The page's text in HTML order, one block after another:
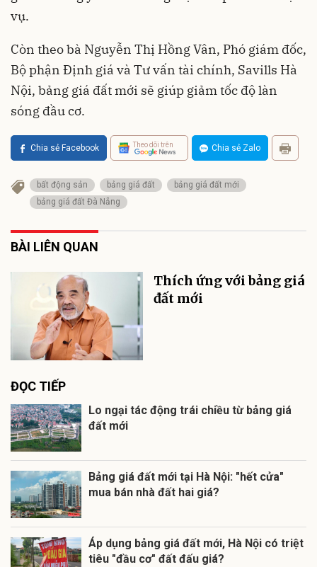
vụ.
Còn theo bà Nguyễn Thị Hồng Vân, Phó giám đốc,
Bộ phận Định giá và Tư vấn tài chính, Savills Hà
Nội, bảng giá đất mới sẽ giúp giảm tốc độ làn
sóng đầu cơ.
Chia sẻ Facebook Theo dõi trên Chia sẻ Zalo
bất động sản bảng giá đất
bảng giá đất mới
bảng giá đất Đà Nẵng
BÀI LIÊN QUAN
Thích ứng với bảng giá
đất mới
ĐỌC TIẾP
Lo ngại tác động trái chiều từ bảng giá
đất mới
Bảng giá đất mới tại Hà Nội: "hết cửa"
mua bán nhà đất hai giá?
Áp dụng bảng giá đất mới, Hà Nội có triệt
tiêu "đầu cơ" đất đấu giá?